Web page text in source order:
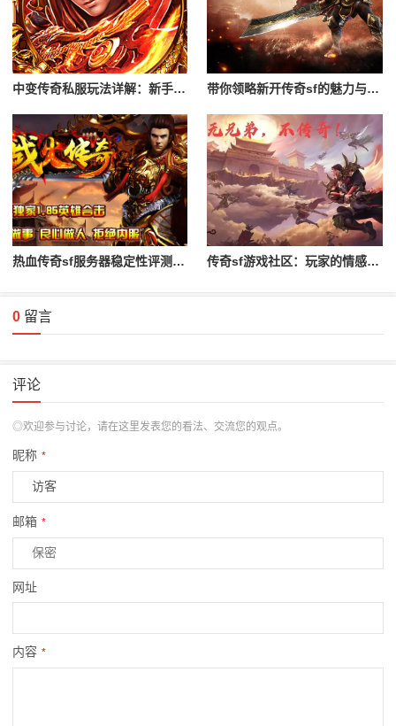
中变传奇私服玩法详解：新手入门攻略 带你领略新开传奇sf的魅力与特色
热血传奇sf服务器稳定性评测与对比 传奇sf游戏社区：玩家的情感与归属
0 留言
评论
◎欢迎参与讨论，请在这里发表您的看法、交流您的观点。
昵称 *
邮箱 *
网址
内容 *